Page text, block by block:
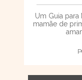
Um Guia para
mamãe de